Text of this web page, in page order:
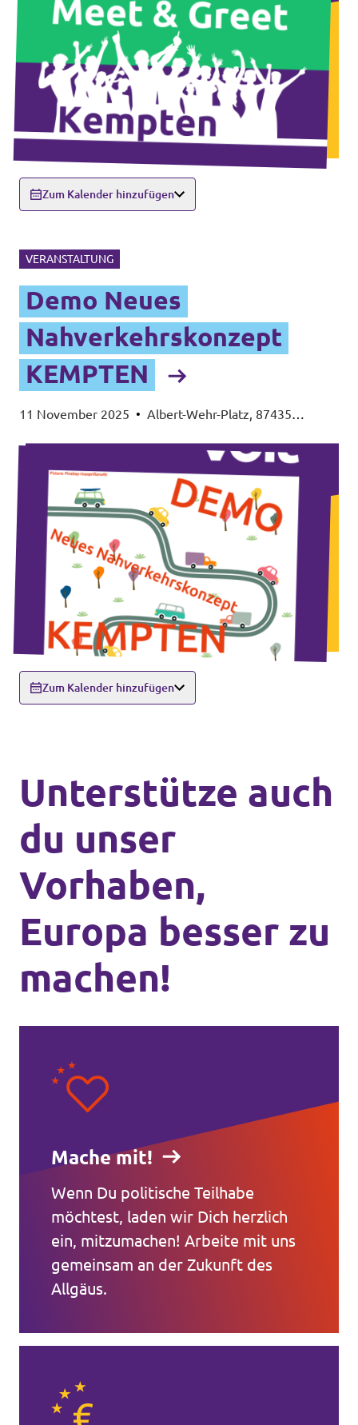
Zum Kalender hinzufügen
VERANSTALTUNG
Demo Neues
Nahverkehrskonzept
KEMPTEN
11 November 2025 • Albert-Wehr-Platz, 87435
Zum Kalender hinzufügen
Unterstütze auch
du unser
Vorhaben,
Europa besser zu
machen!
Mache mit!
Wenn Du politische Teilhabe
möchtest, laden wir Dich herzlich
ein, mitzumachen! Arbeite mit uns
gemeinsam an der Zukunft des
Allgäus.